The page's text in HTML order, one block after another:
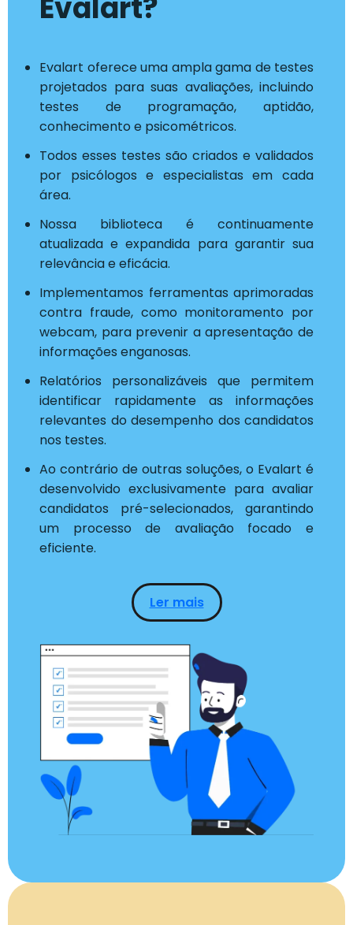
Evalart oferece uma ampla gama de testes
projetados para suas avaliações, incluindo
testes de programação, aptidão,
conhecimento e psicométricos.
Todos esses testes são criados e validados
por psicólogos e especialistas em cada
área.
Nossa biblioteca é continuamente
atualizada e expandida para garantir sua
relevância e eficácia.
Implementamos ferramentas aprimoradas
contra fraude, como monitoramento por
webcam, para prevenir a apresentação de
informações enganosas.
Relatórios personalizáveis que permitem
identificar rapidamente as informações
relevantes do desempenho dos candidatos
nos testes.
Ao contrário de outras soluções, o Evalart é
desenvolvido exclusivamente para avaliar
candidatos pré-selecionados, garantindo
um processo de avaliação focado e
eficiente.
Ler mais